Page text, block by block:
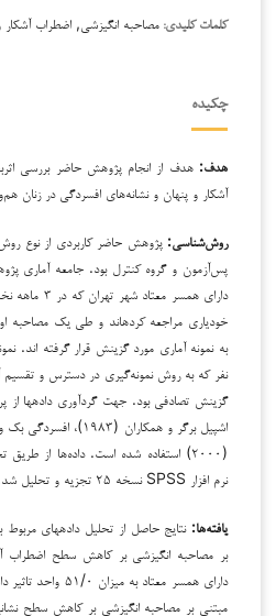
کلمات کلیدی: مصاحبه انگیزشی, اضطراب آشکار
چکیده
هدف: هدف از انجام پژوهش حاضر بررسی
آشکار و پنهان و نشانه‌های افسردگی در زنان
روش‌شناسی: پژوهش حاضر کاربردی از نوع
پس‌آزمون و گروه کنترل بود. جامعه آماری
خودیاری مراجعه کرده­اند و طی یک مصاحبه
گزینش تصادفی بود. جهت گردآوری داده­ها
اشپیل برگر و همکاران
(۲۰۰۰) استفاده شده است. داده‌ها از طریق
نرم افزار SPSS نسخه ۲۵ تجزیه و تحلیل شد.
یافته‌ها: نتایج حاصل از تحلیل داده­های مربوط
بر مصاحبه انگیزشی بر کاهش سطح اضطراب
مبتنی بر مصاحبه انگیزشی بر کاهش سطح